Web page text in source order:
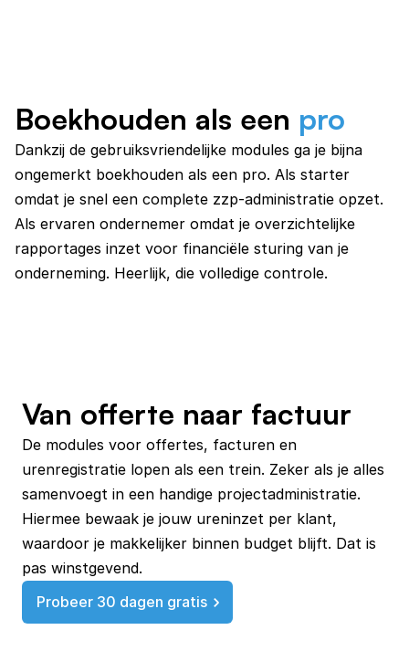
Boekhouden als een pro
Dankzij de gebruiksvriendelijke modules ga je bijna
ongemerkt boekhouden als een pro. Als starter
omdat je snel een complete zzp-administratie opzet.
Als ervaren ondernemer omdat je overzichtelijke
rapportages inzet voor financiële sturing van je
onderneming. Heerlijk, die volledige controle.
Van offerte naar factuur
De modules voor offertes, facturen en
urenregistratie lopen als een trein. Zeker als je alles
samenvoegt in een handige projectadministratie.
Hiermee bewaak je jouw ureninzet per klant,
waardoor je makkelijker binnen budget blijft. Dat is
Probeer 30 dagen gratis